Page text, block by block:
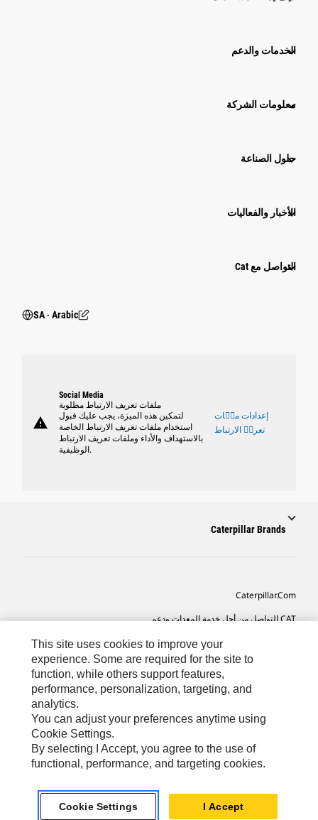
الخدمات والدعم
معلومات الشركة
حلول الصناعة
الأخبار والفعاليات
التواصل مع Cat
SA ‧ Arabic
warning
Social Media
ملفات تعريف الارتباط مطلوبة
لتمكين هذه الميزة، يجب عليك قبول
استخدام ملفات تعريف الارتباط الخاصة
بالاستهداف والأداء وملفات تعريف الارتباط
الوظيفية.
إعدادات ملٝات
تعريٝ الارتباط
Caterpillar Brands
Caterpillar.com
CAT التواصل من أجل خدمة المعدات ودعم
تفضيلات التسويق الخاصة بي
خريطة الموقع
Cookie Settings
SA-Arabic© 2026 Caterpillar. كل الحقوق محفوظة
This site uses cookies to improve your
experience. Some are required for the site to
function, while others support features,
performance, personalization, targeting, and
analytics.
You can adjust your preferences anytime using
Cookie Settings.
By selecting I Accept, you agree to the use of
functional, performance, and targeting cookies.
Cookie Settings I Accept